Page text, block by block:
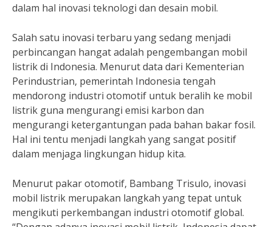
dalam hal inovasi teknologi dan desain mobil.
Salah satu inovasi terbaru yang sedang menjadi
perbincangan hangat adalah pengembangan mobil
listrik di Indonesia. Menurut data dari Kementerian
Perindustrian, pemerintah Indonesia tengah
mendorong industri otomotif untuk beralih ke mobil
listrik guna mengurangi emisi karbon dan
mengurangi ketergantungan pada bahan bakar fosil.
Hal ini tentu menjadi langkah yang sangat positif
dalam menjaga lingkungan hidup kita.
Menurut pakar otomotif, Bambang Trisulo, inovasi
mobil listrik merupakan langkah yang tepat untuk
mengikuti perkembangan industri otomotif global.